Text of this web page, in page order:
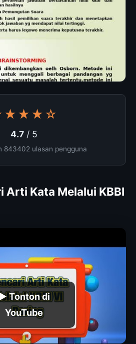
4.7 / 5
843402 ulasan pengguna
Arti Kata Melalui KBBI
Tonton di
YouTube